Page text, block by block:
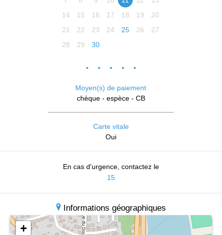
14
15 16 17 18 19
20
21
22 23 24 25 26
27
28
29 30
Moyen(s) de paiement
chèque - espèce - CB
Carte vitale
Oui
En cas d'urgence, contactez le
15
Informations géographiques
+